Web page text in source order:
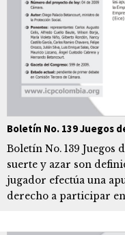
Boletín No. 139 Juegos
Boletín No. 139 Juegos
suerte y azar son
jugador efectúa una
derecho a participar